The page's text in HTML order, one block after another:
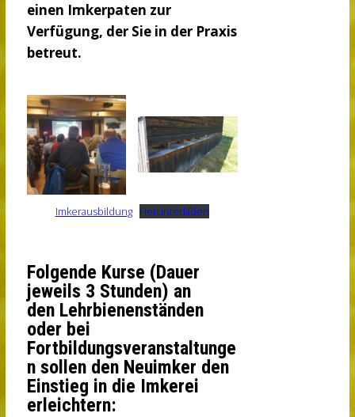
einen Imkerpaten zur
Verfügung, der Sie in der Praxis
betreut.
Imkerausbildung Herunterladen
Folgende Kurse (Dauer
jeweils 3 Stunden) an
den Lehrbienenständen
oder bei
Fortbildungsveranstaltunge
n sollen den Neuimker den
Einstieg in die Imkerei
erleichtern: